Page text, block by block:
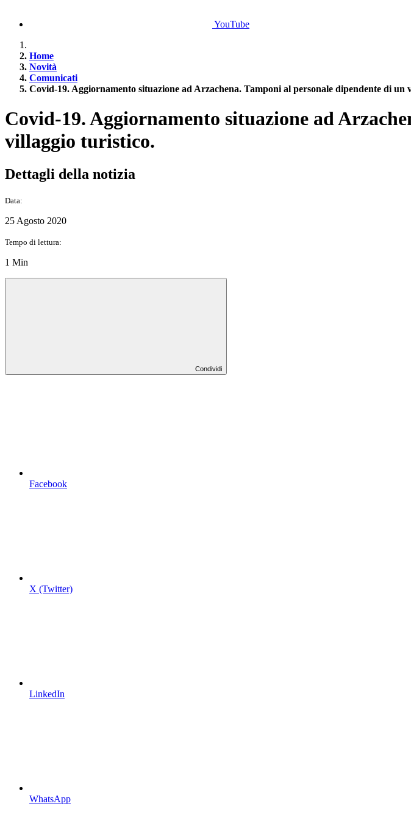
YouTube
Home
Novità
Comunicati
Covid-19. Aggiornamento situazione ad Arzachena. Tamponi al personale dipendente di un
Covid-19. Aggiornamento situazione ad
villaggio turistico.
Dettagli della notizia
Data:
25 Agosto 2020
Tempo di lettura:
1 Min
Condividi
Facebook
X (Twitter)
LinkedIn
WhatsApp